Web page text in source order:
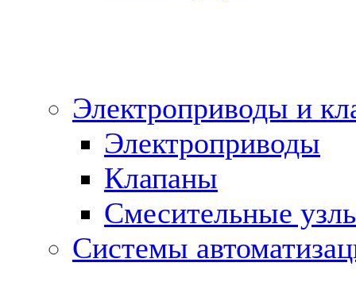
Электроприводы и
Электроприводы
Клапаны
Cмесительные
Системы